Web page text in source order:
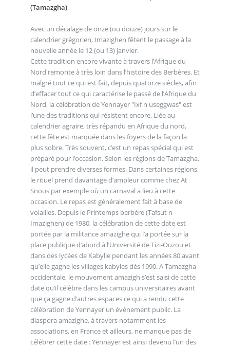
(Tamazgha)
Avec un décalage de onze (ou douze) jours sur le
calendrier grégorien, Imazighen fêtent le passage à la
nouvelle année le 12 (ou 13) janvier.
Cette tradition encore vivante à travers l’Afrique du
Nord remonte à très loin dans l’histoire des Berbères. Et
malgré tout ce qui est fait, depuis quatorze siècles, afin
d’effacer tout ce qui caractérise le passé de l’Afrique du
Nord, la célébration de Yennayer "Ixf n useggwas" est
l’une des traditions qui résistent encore. Liée au
calendrier agraire, très répandu en Afrique du nord,
cette fête est marquée dans les foyers de la façon la
plus sobre. Très souvent, c’est un repas spécial qui est
préparé pour l’occasion. Selon les régions de Tamazgha,
il peut prendre diverses formes. Dans certaines régions,
le rituel prend davantage d’ampleur comme chez At
Snous par exemple où un carnaval a lieu à cette
occasion. Le repas est généralement fait à base de
volailles. Depuis le Printemps berbère (Tafsut n
Imazighen) de 1980, la célébration de cette date est
portée par la militance amazighe qui l’a portée sur la
place publique d’abord à l’Université de Tizi-Ouzou et
dans des lycées de Kabylie pendant les années 80 avant
qu’elle gagne les villages kabyles dès 1990. A Tamazgha
occidentale, le mouvement amazigh s’est saisi de cette
date qu’il célèbre dans les campus universitaires avant
que ça gagne d’autres espaces ce qui a rendu cette
célébration de Yennayer un événement public. La
diaspora amazighe, à travers notamment les
associations, en France et ailleurs, ne manque pas de
célébrer cette date : Yennayer est ainsi devenu l’un des